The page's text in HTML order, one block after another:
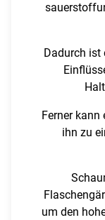
Dadurch ist
Ferner kann
ihn zu
um den